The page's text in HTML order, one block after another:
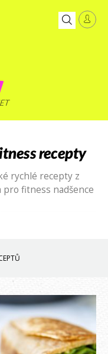
recepty
rychlé recepty z
fitness nadšence